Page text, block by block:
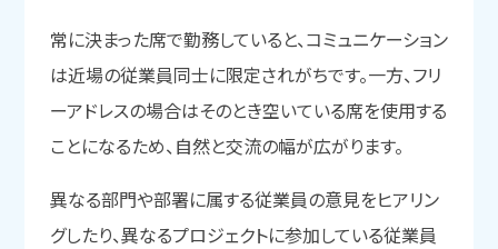
常に決まった席で勤務していると、コミュニケーション
は近場の従業員同士に限定されがちです。一方、フリ
ーアドレスの場合はそのとき空いている席を使用する
ことになるため、自然と交流の幅が広がります。
異なる部門や部署に属する従業員の意見をヒアリン
グしたり、異なるプロジェクトに参加している従業員